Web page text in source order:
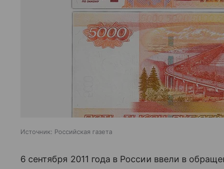
Источник: Российская газета
6 сентября 2011 года в России ввели в